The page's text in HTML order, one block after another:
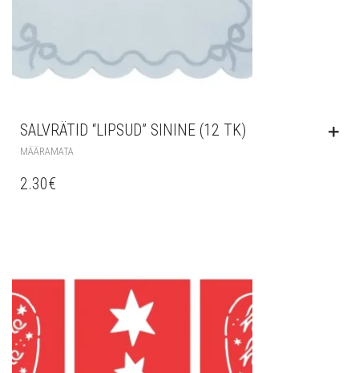
SALVRÄTID “LIPSUD” SININE (12 TK)
MÄÄRAMATA
2.30€